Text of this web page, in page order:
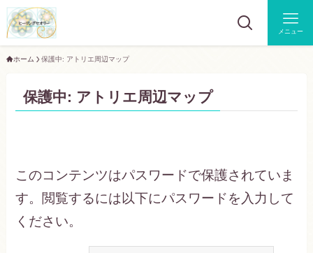
メニュー
ホーム 保護中: アトリエ周辺マップ
保護中: アトリエ周辺マップ
このコンテンツはパスワードで保護されていま
す。閲覧するには以下にパスワードを入力して
ください。